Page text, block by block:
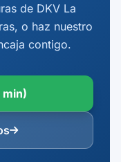
de DKV La
o haz nuestro
contigo.
min)